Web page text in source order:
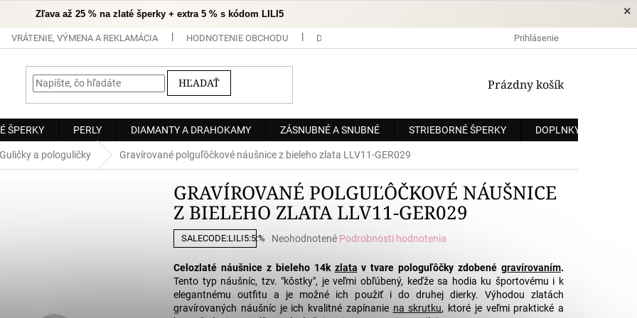
×
Zľava až 25 % na zlaté šperky + extra 5 % s kódom LILI5
VRÁTENIE, VÝMENA A REKLAMÁCIA HODNOTENIE OBCHODU DOPRAVA A PLATBA OCHRANA OSOBNÝCH ÚDAJOV
Prihlásenie
HĽADAŤ
NÁKUPNÝ
Prázdny košík
ŠPERKY PERLY DIAMANTY A DRAHOKAMY ZÁSNUBNÉ A SNUBNÉ STRIEBORNÉ ŠPERKY DOPLNKY
Guličky a pologuličky Gravírované polguľôčkové náušnice z bieleho zlata LLV11-GER029
GRAVÍROVANÉ POLGUĽÔČKOVÉ NÁUŠNICE
Z BIELEHO ZLATA LLV11-GER029
SALECODE:LILI5:5:%
Priemerné
produktu
je
0,0
z
Neohodnotené Podrobnosti hodnotenia
Celozlaté náušnice z bieleho 14k zlata v tvare pologuľôčky zdobené gravírovaním.
Tento typ náušníc, tzv. "kôstky", je veľmi obľúbený, keďže sa hodia ku športovému i k
elegantnému outfitu a je možné ich použiť i do druhej dierky. Výhodou zlatách
gravírovaných náušníc je ich kvalitné zapínanie na skrutku, ktoré je veľmi praktické a